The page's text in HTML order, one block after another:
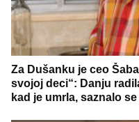
Za Dušanku je ceo
svojoj deci“: Danju
kad je umrla, saznalo